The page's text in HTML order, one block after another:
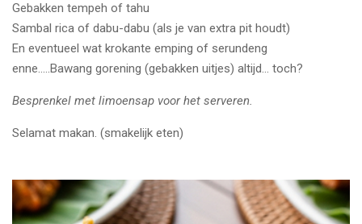
Gebakken tempeh of tahu
Sambal rica of dabu-dabu (als je van extra pit houdt)
En eventueel wat krokante emping of serundeng
enne.....Bawang gorening (gebakken uitjes) altijd... toch?
Besprenkel met limoensap voor het serveren.
Selamat makan. (smakelijk eten)